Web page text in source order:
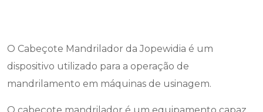
O Cabeçote Mandrilador da Jopewidia é um
dispositivo utilizado para a operação de
mandrilamento em máquinas de usinagem.